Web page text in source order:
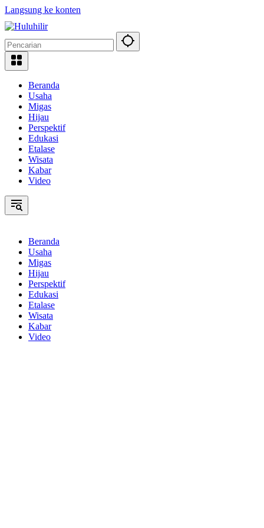
Langsung ke konten
Beranda
Usaha
Migas
Hijau
Perspektif
Edukasi
Etalase
Wisata
Kabar
Video
Beranda
Usaha
Migas
Hijau
Perspektif
Edukasi
Etalase
Wisata
Kabar
Video